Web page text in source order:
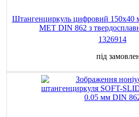
Штангенциркуль цифровий
MET DIN 862 з
1326914
під